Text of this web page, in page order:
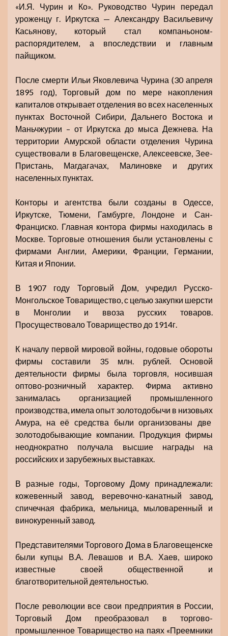
«И.Я. Чурин и Ко». Руководство Чурин передал
уроженцу г. Иркутска — Александру Васильевичу
Касьянову, который стал компаньоном-
распорядителем, а впоследствии и главным
пайщиком.
После смерти Ильи Яковлевича Чурина (30 апреля
1895 год), Торговый дом по мере накопления
капиталов открывает отделения во всех населенных
пунктах Восточной Сибири, Дальнего Востока и
Маньчжурии – от Иркутска до мыса Дежнева. На
территории Амурской области отделения Чурина
существовали в Благовещенске, Алексеевске, Зее-
Пристань, Магдагачах, Малиновке и других
населенных пунктах.
Конторы и агентства были созданы в Одессе,
Иркутске, Тюмени, Гамбурге, Лондоне и Сан-
Франциско. Главная контора фирмы находилась в
Москве. Торговые отношения были установлены с
фирмами Англии, Америки, Франции, Германии,
Китая и Японии.
В 1907 году Торговый Дом, учредил Русско-
Монгольское Товарищество, с целью закупки шерсти
в Монголии и ввоза русских товаров.
Просуществовало Товарищество до 1914г.
К началу первой мировой войны, годовые обороты
фирмы составили 35 млн. рублей. Основой
деятельности фирмы была торговля, носившая
оптово-розничный характер. Фирма активно
занималась организацией промышленного
производства, имела опыт золотодобычи в низовьях
Амура, на её средства были организованы две
золотодобывающие компании. Продукция фирмы
неоднократно получала высшие награды на
российских и зарубежных выставках.
В разные годы, Торговому Дому принадлежали:
кожевенный завод, веревочно-канатный завод,
спичечная фабрика, мельница, мыловаренный и
винокуренный завод.
Представителями Торгового Дома в Благовещенске
были купцы В.А. Левашов и В.А. Хаев, широко
известные своей общественной и
благотворительной деятельностью.
После революции все свои предприятия в России,
Торговый Дом преобразовал в торгово-
промышленное Товарищество на паях «Преемники